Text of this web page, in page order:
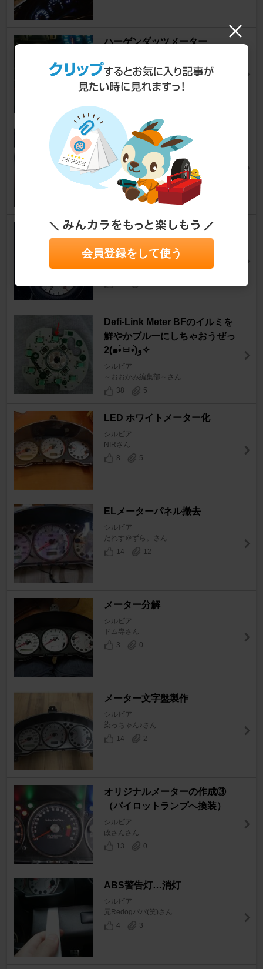
ハーゲンダッツメーター
～おおかみ[銀狼]編集部～さん
28
0
メーター電池交換
シルビア
蒼with白苺さん
18
0
純正メーター ホワイト化 油圧
シルビア
天パわしんさん
Defi-Link Meter BFのイルミを
鮮やかブルーにしちゃおうぜっ
2(๑•̀ㅂ•́)و✧
シルビア
～おおかみ編集部～さん
38
5
LED ホワイトメーター化
シルビア
NIRさん
8
5
ELメーターパネル撤去
シルビア
だれす＠ずら。さん
14
12
メーター分解
シルビア
ドム専さん
3
0
メーター文字盤製作
シルビア
染っちゃん♪さん
14
2
オリジナルメーターの作成③
（パイロットランプへ換装）
シルビア
政さんさん
13
0
ABS警告灯…消灯
シルビア
元Redogパパ(笑)さん
4
3
会員登録をして使う